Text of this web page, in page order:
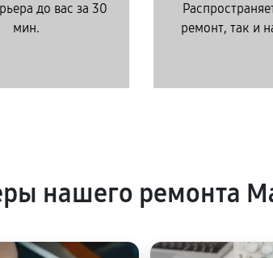
до вас за 30
мин.
ремонт, так и
нашего ремонта